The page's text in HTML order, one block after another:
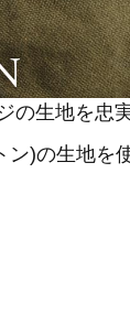
の生地を忠
)の生地を